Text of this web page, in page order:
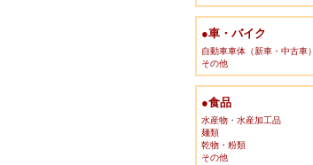
●車・バイク
自動車車体（新車・中古車）
その他
●食品
水産物・水産加工品
麺類
乾物・粉類
その他